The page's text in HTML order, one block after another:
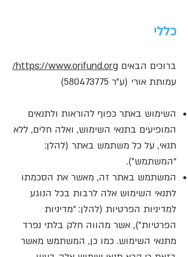
כללי
ברוכים הבאים https://www.orifund.org/
עמותת אורי (ע"ר 580473775)
השימוש באתר כפוף להוראות ולתנאים
המופיעים בתנאי השימוש, ואלה חלים, ללא
תנאי, על כל משתמש באתר (להלן:
“המשתמש").
המשתמש באתר זה, מאשר את הסכמתו
לתנאי השימוש אלה לרבות בכל הנוגע
למדיניות הפרטיות (להלן: “מדיניות
הפרטיות"), אשר מהווה חלק בלתי נפרד
מתנאי השימוש. כמו כן, המשתמש מאשר